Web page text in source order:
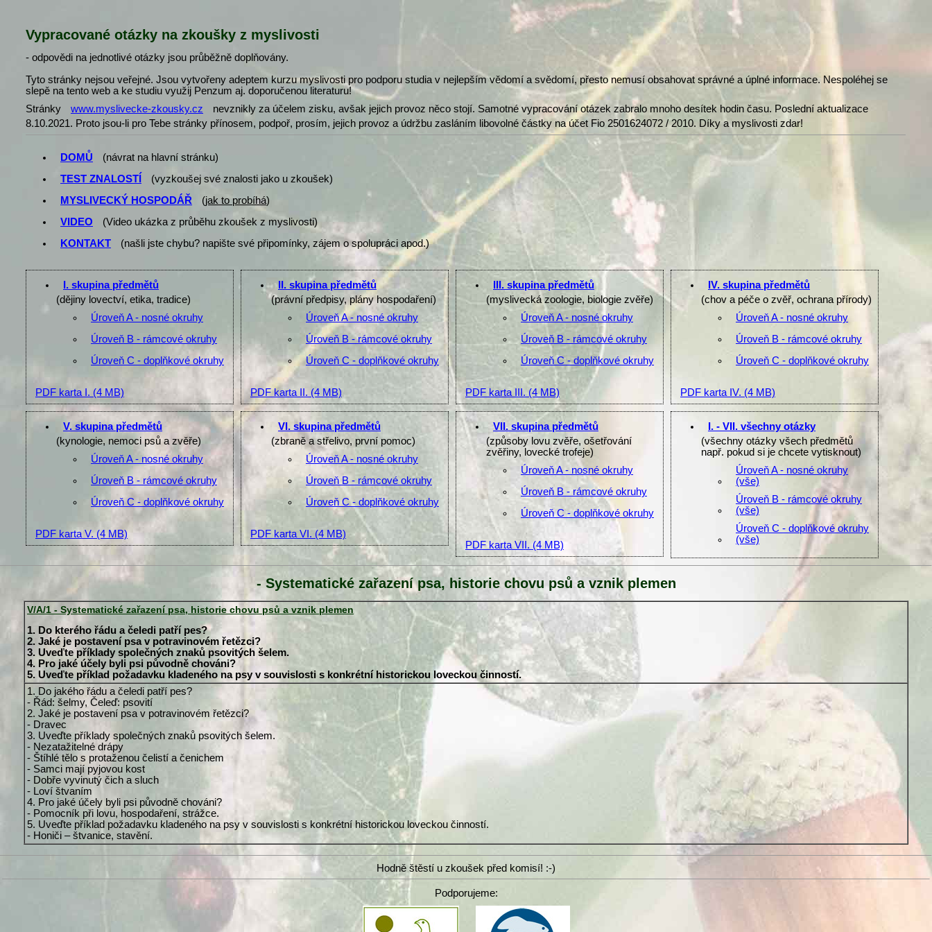
Vypracované otázky na zkoušky z myslivosti
- odpovědi na jednotlivé otázky jsou průběžně doplňovány.
Tyto stránky nejsou veřejné. Jsou vytvořeny adeptem kurzu myslivosti pro podporu studia v nejlepším vědomí a svědomí, přesto nemusí obsahovat správné a úplné informace. Nespoléhej se
slepě na tento web a ke studiu využij Penzum aj. doporučenou literaturu!
Stránky
www.myslivecke-zkousky.cz
nevznikly za účelem zisku, avšak jejich provoz něco stojí. Samotné vypracování otázek zabralo mnoho desítek hodin času. Poslední aktualizace
8.10.2021. Proto jsou-li pro Tebe stránky přínosem, podpoř, prosím, jejich provoz a údržbu zasláním libovolné částky na účet Fio 2501624072 / 2010. Díky a myslivosti zdar!
DOMŮ
(návrat na hlavní stránku)
TEST ZNALOSTÍ
(vyzkoušej své znalosti jako u zkoušek)
MYSLIVECKÝ HOSPODÁŘ
(jak to probíhá)
VIDEO
(Video ukázka z průběhu zkoušek z myslivosti)
KONTAKT
(našli jste chybu? napište své připomínky, zájem o spolupráci apod.)
I. skupina předmětů
(dějiny lovectví, etika, tradice)
Úroveň A - nosné okruhy
Úroveň B - rámcové okruhy
Úroveň C - doplňkové okruhy
PDF karta I. (4 MB)
II. skupina předmětů
(právní předpisy, plány hospodaření)
Úroveň A - nosné okruhy
Úroveň B - rámcové okruhy
Úroveň C - doplňkové okruhy
PDF karta II. (4 MB)
III. skupina předmětů
(myslivecká zoologie, biologie zvěře)
Úroveň A - nosné okruhy
Úroveň B - rámcové okruhy
Úroveň C - doplňkové okruhy
PDF karta III. (4 MB)
IV. skupina předmětů
(chov a péče o zvěř, ochrana přírody)
Úroveň A - nosné okruhy
Úroveň B - rámcové okruhy
Úroveň C - doplňkové okruhy
PDF karta IV. (4 MB)
V. skupina předmětů
(kynologie, nemoci psů a zvěře)
Úroveň A - nosné okruhy
Úroveň B - rámcové okruhy
Úroveň C - doplňkové okruhy
PDF karta V. (4 MB)
VI. skupina předmětů
(zbraně a střelivo, první pomoc)
Úroveň A - nosné okruhy
Úroveň B - rámcové okruhy
Úroveň C - doplňkové okruhy
PDF karta VI. (4 MB)
VII. skupina předmětů
(způsoby lovu zvěře, ošetřování
zvěřiny, lovecké trofeje)
Úroveň A - nosné okruhy
Úroveň B - rámcové okruhy
Úroveň C - doplňkové okruhy
PDF karta VII. (4 MB)
I. - VII. všechny otázky
(všechny otázky všech předmětů
např. pokud si je chcete vytisknout)
Úroveň A - nosné okruhy
(vše)
Úroveň B - rámcové okruhy
(vše)
Úroveň C - doplňkové okruhy
(vše)
- Systematické zařazení psa, historie chovu psů a vznik plemen
V/A/1 - Systematické zařazení psa, historie chovu psů a vznik plemen
1. Do kterého řádu a čeledi patří pes?
2. Jaké je postavení psa v potravinovém řetězci?
3. Uveďte příklady společných znaků psovitých šelem.
4. Pro jaké účely byli psi původně chováni?
5. Uveďte příklad požadavku kladeného na psy v souvislosti s konkrétní historickou loveckou činností.
1. Do jakého řádu a čeledi patří pes?
- Řád: šelmy, Čeleď: psovití
2. Jaké je postavení psa v potravinovém řetězci?
- Dravec
3. Uveďte příklady společných znaků psovitých šelem.
- Nezatažitelné drápy
- Štíhlé tělo s protaženou čelistí a čenichem
- Samci mají pyjovou kost
- Dobře vyvinutý čich a sluch
- Loví štvaním
4. Pro jaké účely byli psi původně chováni?
- Pomocník při lovu, hospodaření, strážce.
5. Uveďte příklad požadavku kladeného na psy v souvislosti s konkrétní historickou loveckou činností.
- Honiči – štvanice, stavění.
Hodně štěstí u zkoušek před komisí! :-)
Podporujeme: